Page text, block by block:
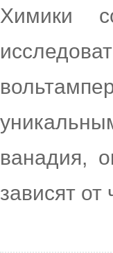
Химики
ванадия,
зависят